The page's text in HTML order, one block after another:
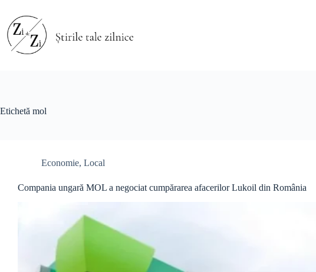
conținut
Etichetă mol
Economie, Local
Compania ungară MOL a negociat cumpărarea afacerilor Lukoil din România